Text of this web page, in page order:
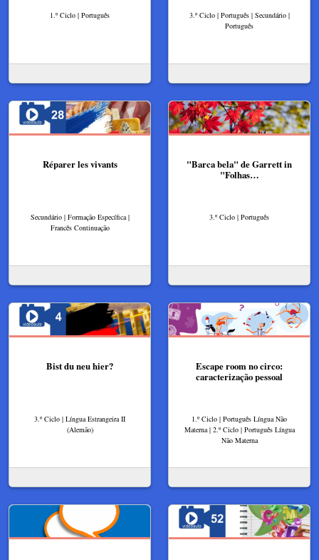
1.º Ciclo | Português
3.º Ciclo | Português | Secundário |
Português
Réparer les vivants
Secundário | Formação Específica |
Francês Continuação
"Barca bela" de Garrett in
"Folhas…
3.º Ciclo | Português
Bist du neu hier?
3.º Ciclo | Língua Estrangeira II
(Alemão)
Escape room no circo:
caracterização pessoal
1.º Ciclo | Português Língua Não
Materna | 2.º Ciclo | Português Língua
Não Materna